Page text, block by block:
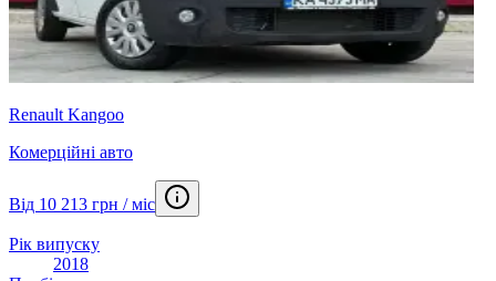
Renault Kangoo
Комерційні авто
Від 10 213 грн / міс
Рік випуску
2018